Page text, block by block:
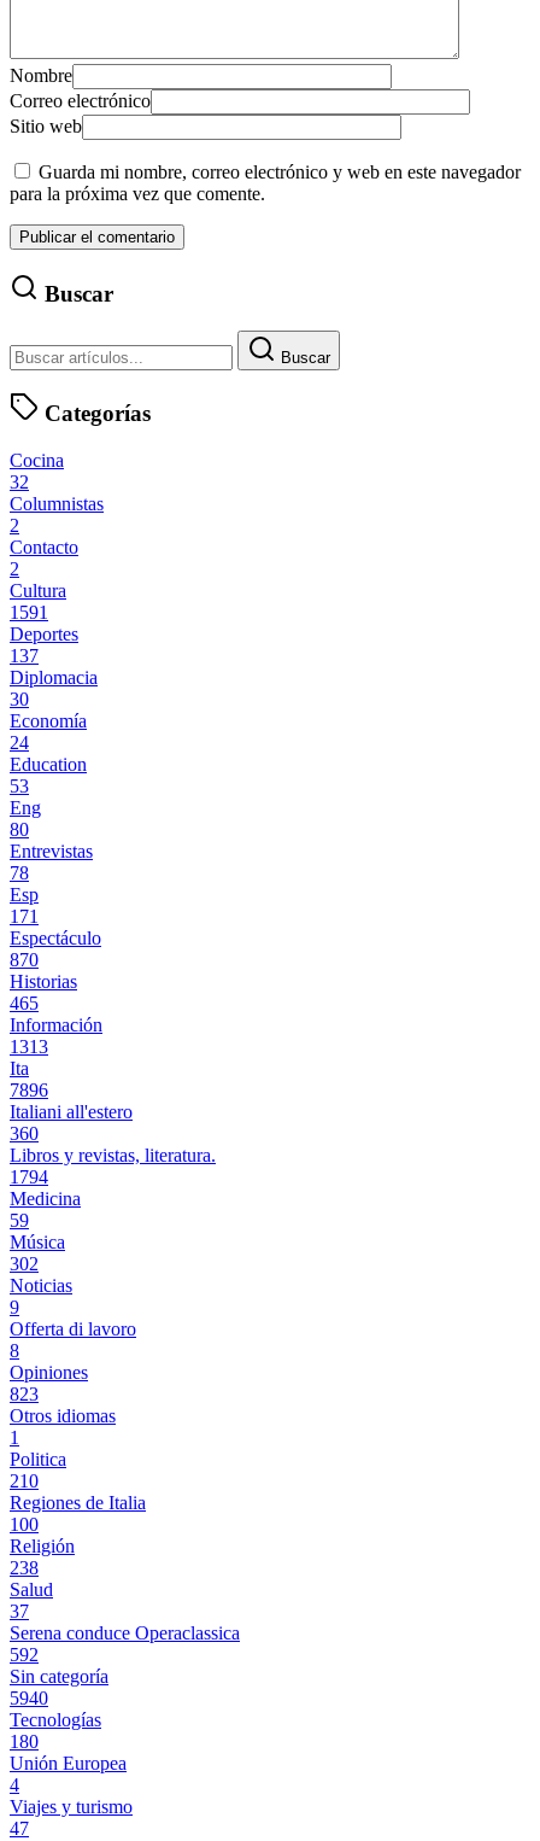
Nombre
Correo electrónico
Sitio web
Guarda mi nombre, correo electrónico y web en este navegador
para la próxima vez que comente.
Buscar
Buscar
Categorías
Cocina
32
Columnistas
2
Contacto
2
Cultura
1591
Deportes
137
Diplomacia
30
Economía
24
Education
53
Eng
80
Entrevistas
78
Esp
171
Espectáculo
870
Historias
465
Información
1313
Ita
7896
Italiani all'estero
360
Libros y revistas, literatura.
1794
Medicina
59
Música
302
Noticias
9
Offerta di lavoro
8
Opiniones
823
Otros idiomas
1
Politica
210
Regiones de Italia
100
Religión
238
Salud
37
Serena conduce Operaclassica
592
Sin categoría
5940
Tecnologías
180
Unión Europea
4
Viajes y turismo
47